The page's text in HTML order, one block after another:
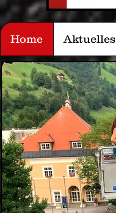
Home Aktuelles